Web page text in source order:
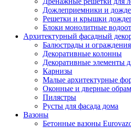
Дожлеприемники и
Решетки и крышки
Блоки монолитные
Архитектурный фасадный
Балюстрады и ограждения
Декоративные колонны
Декоративные элементы
Карнизы
Малые архитектурные
Оконные и дверные
Пилястры
Русты для фасада дома
Вазоны
Бетонные вазоны